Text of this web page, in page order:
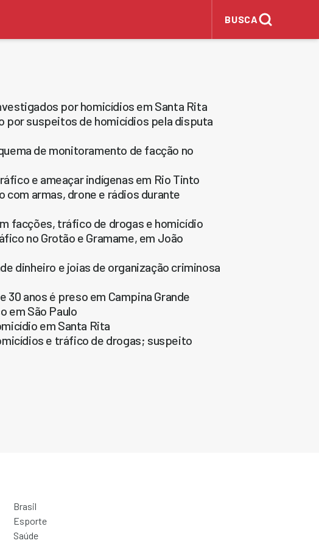
BUSCA
por homicídios em Santa Rita
por suspeitos de homicídios pela disputa
de monitoramento de facção no
e ameaçar indígenas em Rio Tinto
armas, drone e rádios durante
facções, tráfico de drogas e homicídio
no Grotão e Gramame, em João
dinheiro e joias de organização criminosa
anos é preso em Campina Grande
em São Paulo
em Santa Rita
e tráfico de drogas; suspeito
Brasil
Esporte
Saúde